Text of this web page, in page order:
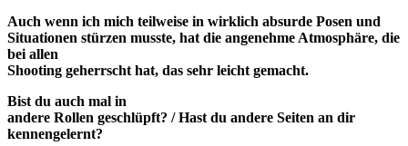
Auch wenn ich mich teilweise in wirklich absurde Posen und
Situationen stürzen musste, hat die angenehme Atmosphäre, die
bei allen
Shooting geherrscht hat, das sehr leicht gemacht.
Bist du auch mal in
andere Rollen geschlüpft? / Hast du andere Seiten an dir
kennengelernt?